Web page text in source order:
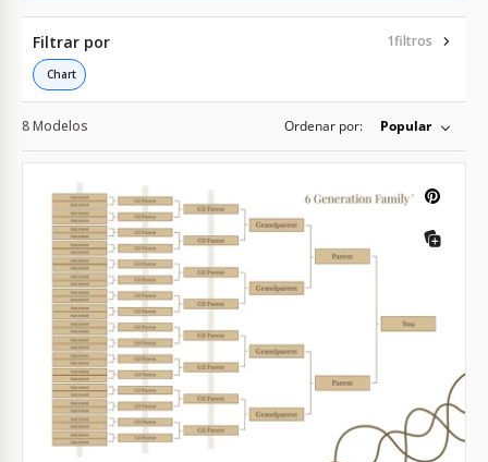
Filtrar por 1filtros
Chart
8 Modelos Ordenar por: Popular